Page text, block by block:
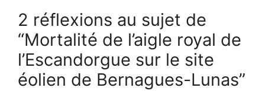
2 réflexions au sujet de
“Mortalité de l’aigle royal de
l’Escandorgue sur le site
éolien de Bernagues-Lunas”